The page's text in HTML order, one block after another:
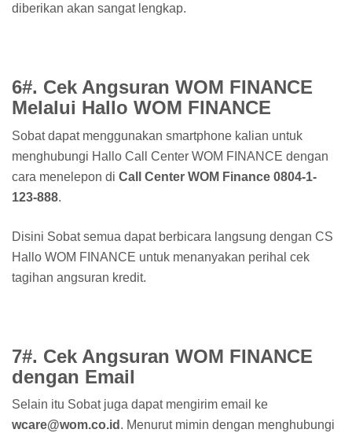
diberikan akan sangat lengkap.
6#. Cek Angsuran WOM FINANCE
Melalui Hallo WOM FINANCE
Sobat dapat menggunakan smartphone kalian untuk
menghubungi Hallo Call Center WOM FINANCE dengan
cara menelepon di Call Center WOM Finance 0804-1-
123-888.
Disini Sobat semua dapat berbicara langsung dengan CS
Hallo WOM FINANCE untuk menanyakan perihal cek
tagihan angsuran kredit.
7#. Cek Angsuran WOM FINANCE
dengan Email
Selain itu Sobat juga dapat mengirim email ke
wcare@wom.co.id . Menurut mimin dengan menghubungi